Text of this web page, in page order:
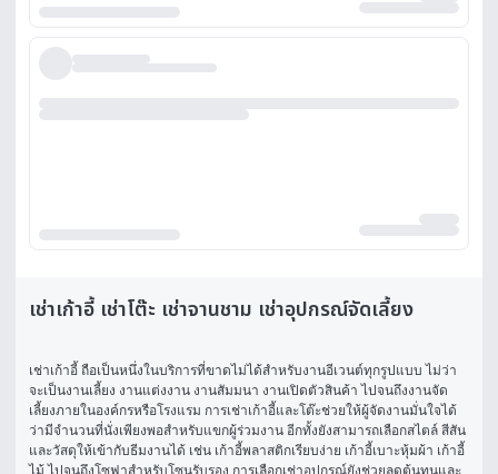
เช่าเก้าอี้ เช่าโต๊ะ เช่าจานชาม เช่าอุปกรณ์จัดเลี้ยง
เช่าเก้าอี้ ถือเป็นหนึ่งในบริการที่ขาดไม่ได้สำหรับงานอีเวนต์ทุกรูปแบบ ไม่ว่า
จะเป็นงานเลี้ยง งานแต่งงาน งานสัมมนา งานเปิดตัวสินค้า ไปจนถึงงานจัด
เลี้ยงภายในองค์กรหรือโรงแรม การเช่าเก้าอี้และโต๊ะช่วยให้ผู้จัดงานมั่นใจได้
ว่ามีจำนวนที่นั่งเพียงพอสำหรับแขกผู้ร่วมงาน อีกทั้งยังสามารถเลือกสไตล์ สีสัน
และวัสดุให้เข้ากับธีมงานได้ เช่น เก้าอี้พลาสติกเรียบง่าย เก้าอี้เบาะหุ้มผ้า เก้าอี้
ไม้ ไปจนถึงโซฟาสำหรับโซนรับรอง การเลือกเช่าอุปกรณ์ยังช่วยลดต้นทุนและ